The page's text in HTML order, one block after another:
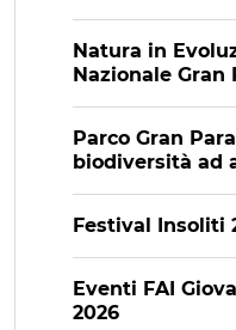
Natura in
Nazionale Gran
Parco Gran
biodiversità ad
Festival Insoliti
Eventi FAI
2026